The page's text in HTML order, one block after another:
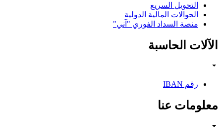
التحويل السريع
الحوالات المالية الدولية
منصة السداد الفوري "آني"
الآلات الحاسبة
رقم IBAN
معلومات عنا